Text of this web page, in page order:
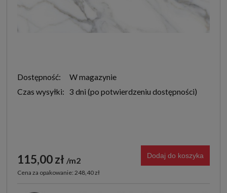
Dostępność:
W magazynie
Czas wysyłki: 3 dni
115,00 zł m2
Cena za opakowanie: 248,40 zł
Dodaj do koszyka